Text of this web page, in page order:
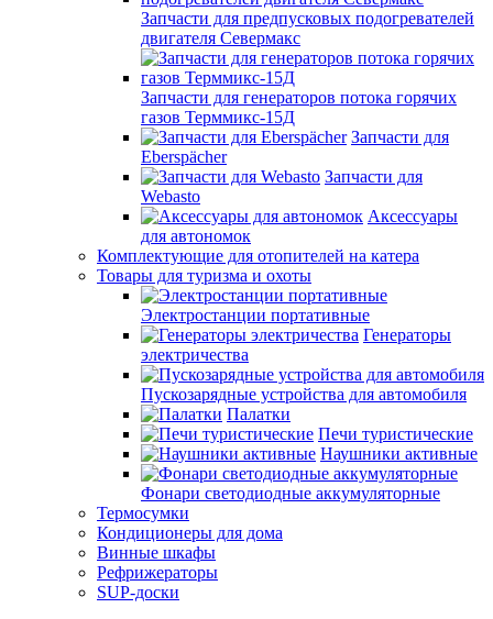
Запчасти для предпусковых подогревателей
двигателя Севермакс
Запчасти для генераторов потока горячих
газов Терммикс-15Д
Запчасти для
Eberspächer
Запчасти для
Webasto
Аксессуары
для автономок
Комплектующие для отопителей на катера
Товары для туризма и охоты
Электростанции портативные
Генераторы
электричества
Пускозарядные устройства для автомобиля
Палатки
Печи туристические
Наушники активные
Фонари светодиодные аккумуляторные
Термосумки
Кондиционеры для дома
Винные шкафы
Рефрижераторы
SUP-доски